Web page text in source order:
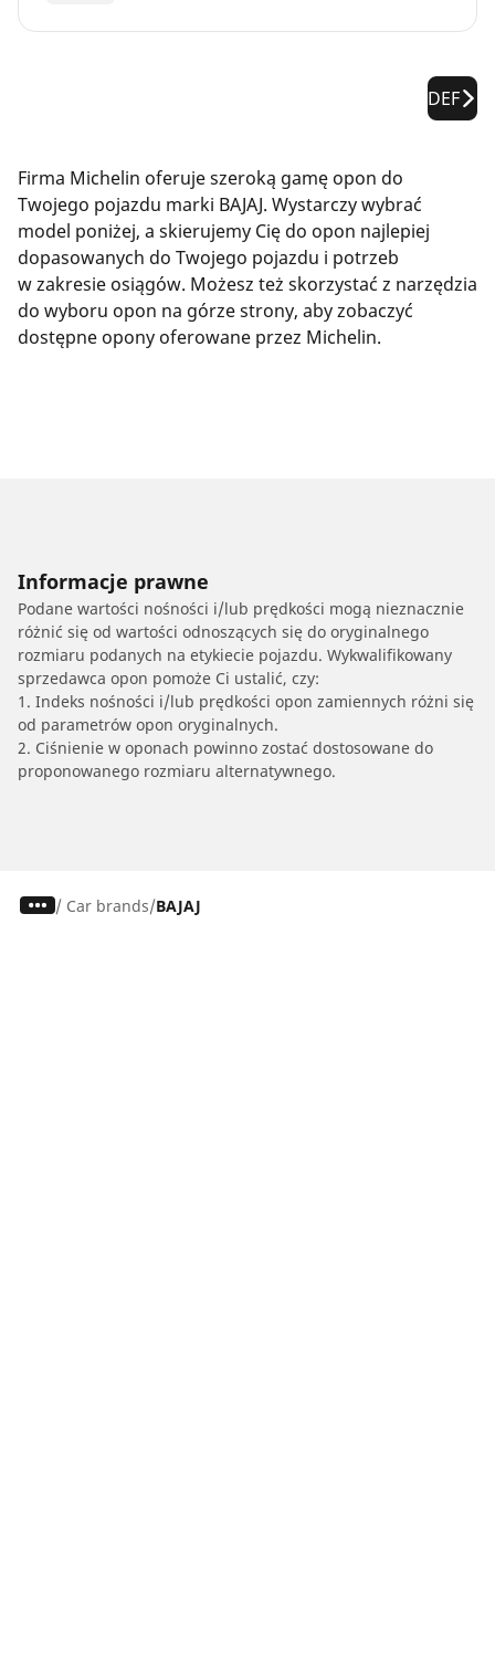
DEF
Firma Michelin oferuje szeroką gamę opon do
Twojego pojazdu marki BAJAJ. Wystarczy wybrać
model poniżej, a skierujemy Cię do opon najlepiej
dopasowanych do Twojego pojazdu i potrzeb
w zakresie osiągów. Możesz też skorzystać z narzędzia
do wyboru opon na górze strony, aby zobaczyć
dostępne opony oferowane przez Michelin.
Informacje prawne
Podane wartości nośności i/lub prędkości mogą nieznacznie
różnić się od wartości odnoszących się do oryginalnego
rozmiaru podanych na etykiecie pojazdu. Wykwalifikowany
sprzedawca opon pomoże Ci ustalić, czy:
1. Indeks nośności i/lub prędkości opon zamiennych różni się
od parametrów opon oryginalnych.
2. Ciśnienie w oponach powinno zostać dostosowane do
proponowanego rozmiaru alternatywnego.
/ Car brands BAJAJ